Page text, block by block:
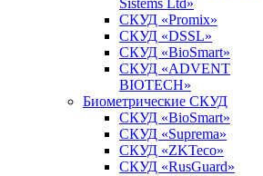
Sistems Ltd»
СКУД «Promix»
СКУД «DSSL»
СКУД «BioSmart»
СКУД «ADVENT
BIOTECH»
Биометрические СКУД
СКУД «BioSmart»
СКУД «Suprema»
СКУД «ZKTeco»
СКУД «RusGuard»